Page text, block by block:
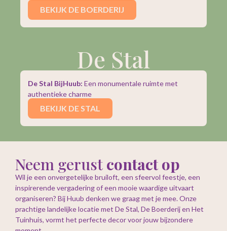
BEKIJK DE BOERDERIJ
De Stal
De Stal BijHuub: Een monumentale ruimte met
authentieke charme
BEKIJK DE STAL
Neem gerust contact op
Wil je een onvergetelijke bruiloft, een sfeervol feestje, een
inspirerende vergadering of een mooie waardige uitvaart
organiseren? Bij Huub denken we graag met je mee. Onze
prachtige landelijke locatie met De Stal, De Boerderij en Het
Tuinhuis, vormt het perfecte decor voor jouw bijzondere